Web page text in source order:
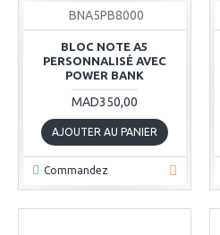
BNA5PB8000
BLOC NOTE A5
PERSONNALISÉ AVEC
POWER BANK
MAD350,00
AJOUTER AU PANIER
Commandez